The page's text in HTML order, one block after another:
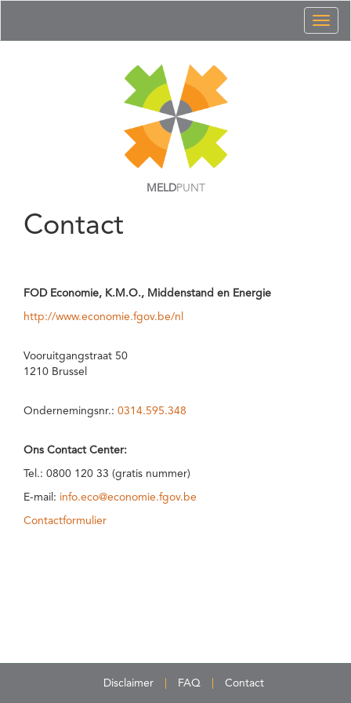
MELDPUNT
Contact
FOD Economie, K.M.O., Middenstand en Energie
http://www.economie.fgov.be/nl
Vooruitgangstraat 50
1210 Brussel
Ondernemingsnr.: 0314.595.348
Ons Contact Center:
Tel.: 0800 120 33 (gratis nummer)
E-mail: info.eco@economie.fgov.be
Contactformulier
Disclaimer FAQ Contact